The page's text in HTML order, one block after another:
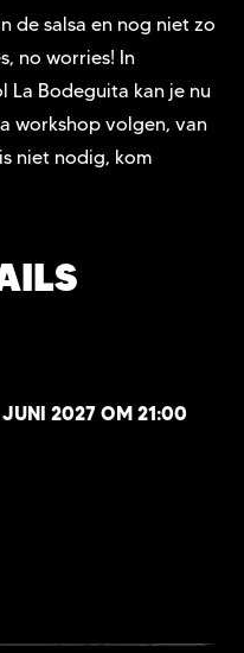
de salsa en nog niet zo
no worries! In
La Bodeguita kan je nu
workshop volgen, van
niet nodig, kom
2027 OM 21:00